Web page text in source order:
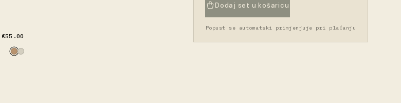
€55.00
Dodaj set u košaricu
Popust se automatski primjenjuje pri plaćanju